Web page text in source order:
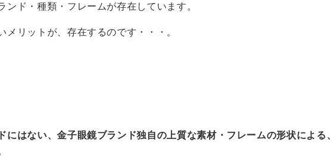
ンド・種類・フレームが存在しています。
メリットが、存在するのです・・・。
にはない、金子眼鏡ブランド独自の上質な素材・フレームの形状による、